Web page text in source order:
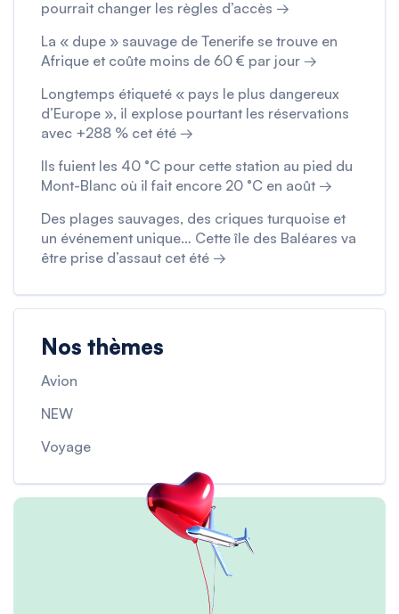
pourrait changer les règles d’accès →
La « dupe » sauvage de Tenerife se trouve en
Afrique et coûte moins de 60 € par jour →
Longtemps étiqueté « pays le plus dangereux
d’Europe », il explose pourtant les réservations
avec +288 % cet été →
Ils fuient les 40 °C pour cette station au pied du
Mont-Blanc où il fait encore 20 °C en août →
Des plages sauvages, des criques turquoise et
un événement unique… Cette île des Baléares va
être prise d’assaut cet été →
Nos thèmes
Avion
NEW
Voyage